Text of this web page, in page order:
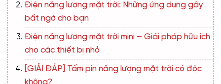
Điện năng lượng mặt trời: Những ứng dụng gây
bất ngờ cho bạn
Điện năng lượng mặt trời mini – Giải pháp hữu ích
cho các thiết bị nhỏ
[GIẢI ĐÁP] Tấm pin năng lượng mặt trời có độc
không?